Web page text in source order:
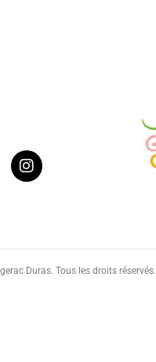
Duras. Tous les droits réservés.